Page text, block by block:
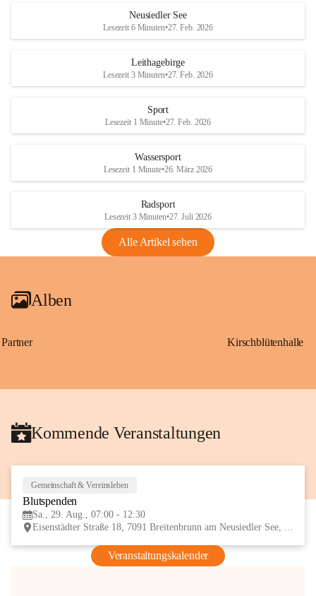
S
und den daraus folgenden wirtschaftlichen
Maßnahmen zur Bekämpfung
Rebe und der Amerikanischen
Anhang VBl. EU Nr. 18
1 Seite•1,4 MB
VBl. EU Nr. 18_2026
r
S
Neusiedler See
Lesezeit 6 Minuten•27. Feb. 2026
Leithagebirge
Lesezeit 3 Minuten•27. Feb. 2026
Sport
Lesezeit 1 Minute•27. Feb. 2026
Wassersport
Lesezeit 1 Minute•26. März 2026
Radsport
Lesezeit 3 Minuten•27. Juli 2026
Alle Artikel sehen
Alben
Partner Kirschblütenhalle
Kommende Veranstaltungen
Gemeinschaft & Vereinsleben
Blutspenden
Sa., 29. Aug., 07:00 - 12:30
Eisenstädter Straße 18, 7091 Breitenbrunn am Neusiedler See, AUT
Veranstaltungskalender